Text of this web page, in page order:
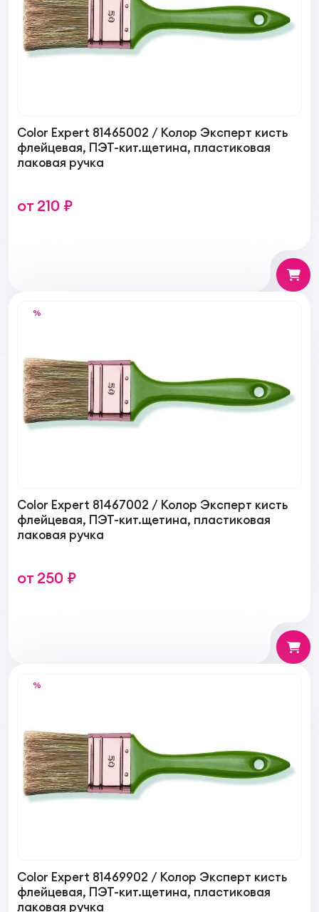
Color Expert 81465002 / Колор Эксперт кисть
флейцевая, ПЭТ-кит.щетина, пластиковая
лаковая ручка
от 210 ₽
%
Color Expert 81467002 / Колор Эксперт кисть
флейцевая, ПЭТ-кит.щетина, пластиковая
лаковая ручка
от 250 ₽
%
Color Expert 81469902 / Колор Эксперт кисть
флейцевая, ПЭТ-кит.щетина, пластиковая
лаковая ручка